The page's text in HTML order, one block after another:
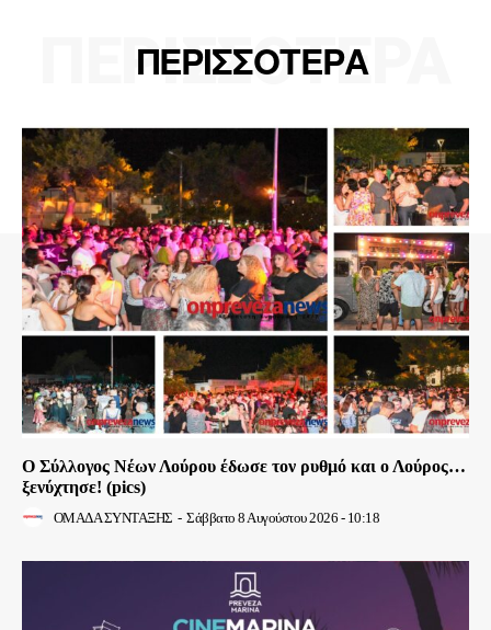
ΠΕΡΙΣΣΟΤΕΡΑ
ΠΕΡΙΣΣΟΤΕΡΑ
Ο Σύλλογος Νέων Λούρου έδωσε τον ρυθμό και ο Λούρος…
ξενύχτησε! (pics)
ΟΜΑΔΑ ΣΥΝΤΑΞΗΣ - Σάββατο 8 Αυγούστου 2026 - 10:18